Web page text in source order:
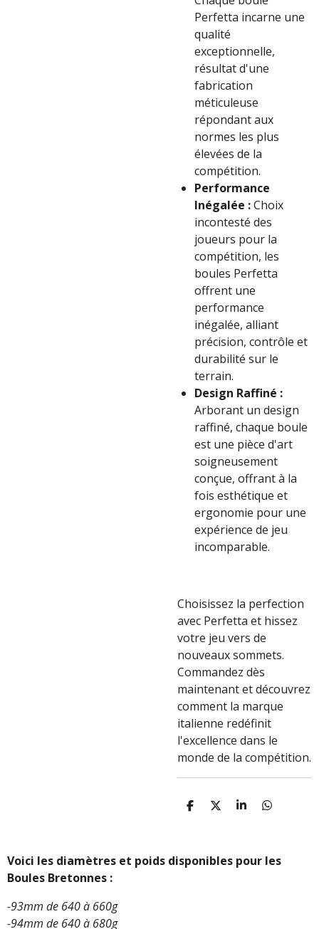
Perfetta incarne une
qualité
exceptionnelle,
résultat d'une
fabrication
méticuleuse
répondant aux
normes les plus
élevées de la
compétition.
Performance
Inégalée :Choix
incontesté des
joueurs pour la
compétition, les
boules Perfetta
offrent une
performance
inégalée, alliant
précision, contrôle et
durabilité sur le
terrain.
Design Raffiné :
Arborant un design
raffiné, chaque boule
est une pièce d'art
soigneusement
conçue, offrant à la
fois esthétique et
ergonomie pour une
expérience de jeu
incomparable.
Choisissez la perfection
avec Perfetta et hissez
votre jeu vers de
nouveaux sommets.
Commandez dès
maintenant et découvrez
comment la marque
italienne redéfinit
l'excellence dans le
monde de la compétition.
P
G
P
A
G
P
G
P
A
G
Voici les diamètres et poids disponibles pour les
Boules Bretonnes :
-93mm de 640 à 660g
-94mm de 640 à 680g